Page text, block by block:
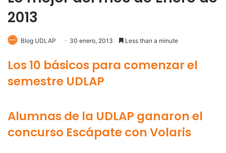
2013
Blog UDLAP 30 enero, 2013 Less than a minute
Los 10 básicos para comenzar el
semestre UDLAP
Alumnas de la UDLAP ganaron el
concurso Escápate con Volaris